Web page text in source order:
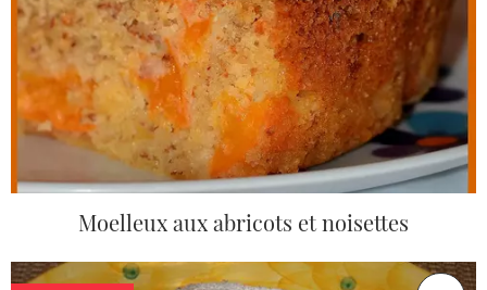
Moelleux aux abricots et noisettes